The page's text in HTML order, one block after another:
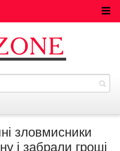
зловмисники
і забрали гроші